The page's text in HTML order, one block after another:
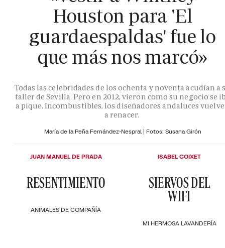
Houston para 'El
guardaespaldas' fue lo
que más nos marcó»
Todas las celebridades de los ochenta y noventa acudían a
taller de Sevilla. Pero en 2012, vieron como su negocio se
a pique. Incombustibles, los diseñadores andaluces
a renacer.
María de la Peña Fernández-Nespral | Fotos: Susana Girón
ANIMALES DE COMPAÑÍA
RESENTIMIENTO
JUAN MANUEL DE PRADA
MI HERMOSA LAVANDERÍA
SIERVOS DEL
WIFI
ISABEL COIXET